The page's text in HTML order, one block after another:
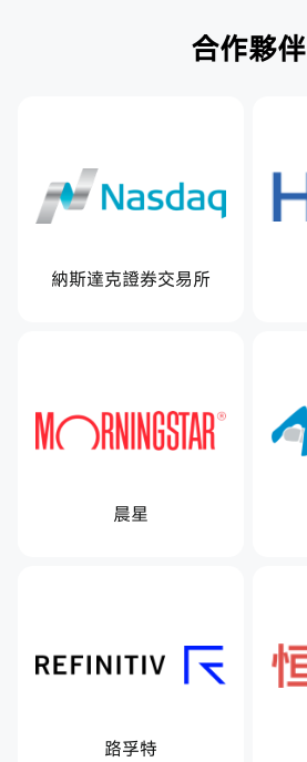
合作夥伴
納斯達克證券交易所
晨星
路孚特